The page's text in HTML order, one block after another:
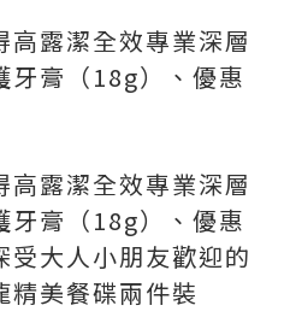
高露潔全效專業深層
牙膏（18g）、優惠
高露潔全效專業深層
牙膏（18g）、優惠
受大人小朋友歡迎的
精美餐碟兩件裝